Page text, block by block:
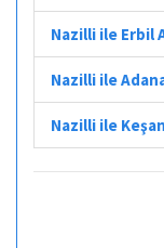
Nazilli ile Erbil
Nazilli ile
Nazilli ile